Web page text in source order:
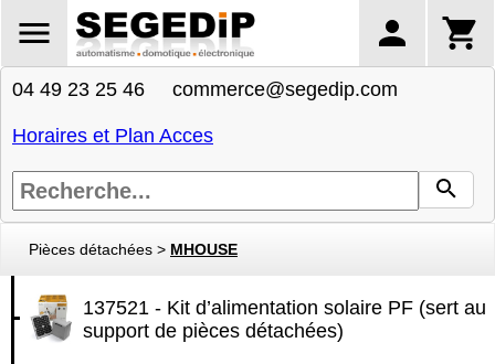
04 49 23 25 46 commerce@segedip.com
Horaires et Plan Acces
Pièces détachées > MHOUSE
137521 - Kit d’alimentation solaire PF (sert au
support de pièces détachées)